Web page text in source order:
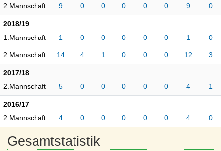
2.Mannschaft
9 0 0 0 0 0 9 0
2018/19
1.Mannschaft
1 0 0 0 0 0 1 0
2.Mannschaft 14 4 1 0 0 0 12 3
2017/18
2.Mannschaft
5 0 0 0 0 0 4 1
2016/17
2.Mannschaft
4 0 0 0 0 0 4 0
Gesamtstatistik